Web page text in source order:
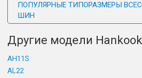
ПОПУЛЯРНЫЕ ТИПОРАЗМЕРЫ
ШИН
Другие модели Hankook
AH11S
AL22